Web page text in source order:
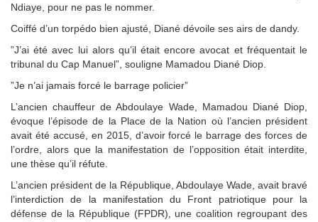
Ndiaye, pour ne pas le nommer.
Coiffé d’un torpédo bien ajusté, Diané dévoile ses airs de dandy.
”J’ai été avec lui alors qu’il était encore avocat et fréquentait le
tribunal du Cap Manuel”, souligne Mamadou Diané Diop.
”Je n’ai jamais forcé le barrage policier”
L’ancien chauffeur de Abdoulaye Wade, Mamadou Diané Diop,
évoque l’épisode de la Place de la Nation où l’ancien président
avait été accusé, en 2015, d’avoir forcé le barrage des forces de
l’ordre, alors que la manifestation de l’opposition était interdite,
une thèse qu’il réfute.
L’ancien président de la République, Abdoulaye Wade, avait bravé
l’interdiction de la manifestation du Front patriotique pour la
défense de la République (FPDR), une coalition regroupant des